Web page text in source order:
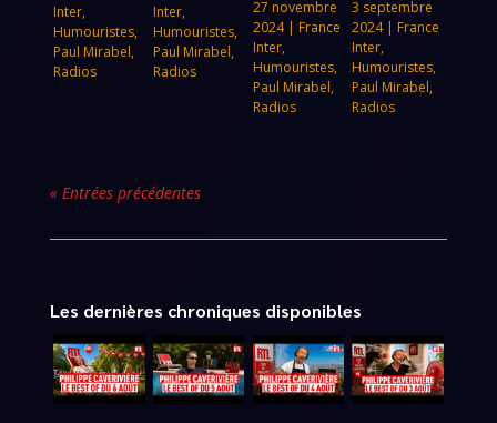
Inter,
Humouristes,
Paul Mirabel,
Radios
Inter,
Humouristes,
Paul Mirabel,
Radios
27 novembre
2024| France
Inter,
Humouristes,
Paul Mirabel,
Radios
3 septembre
2024| France
Inter,
Humouristes,
Paul Mirabel,
Radios
« Entrées précédentes
Les dernières chroniques disponibles